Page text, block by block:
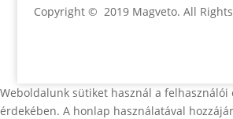
Copyright © 2019 Magveto. All
Weboldalunk sütiket használ a felhasználói
érdekében. A honlap használatával